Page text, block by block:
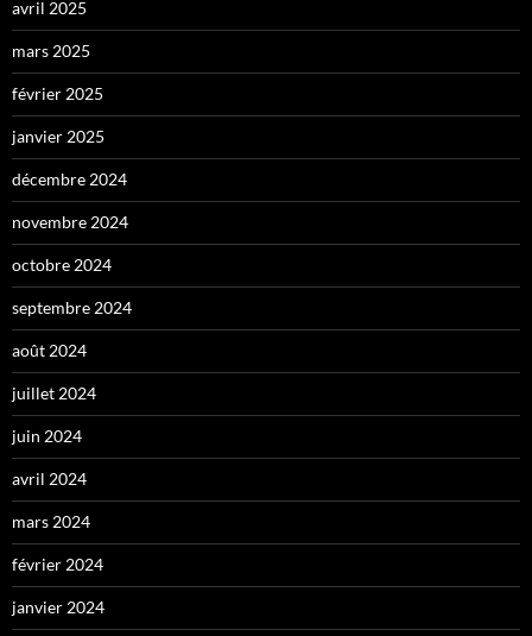
avril 2025
mars 2025
février 2025
janvier 2025
décembre 2024
novembre 2024
octobre 2024
septembre 2024
août 2024
juillet 2024
juin 2024
avril 2024
mars 2024
février 2024
janvier 2024